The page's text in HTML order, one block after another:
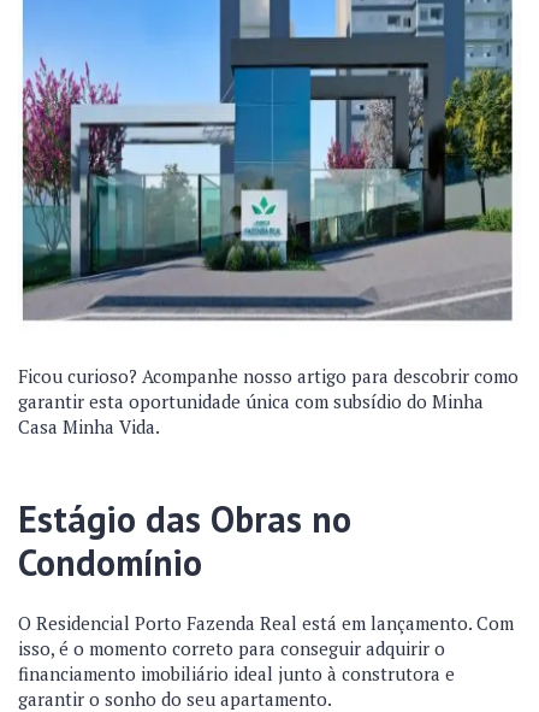
Ficou curioso? Acompanhe nosso artigo para descobrir como
garantir esta oportunidade única com subsídio do Minha
Casa Minha Vida.
Estágio das Obras no
Condomínio
O Residencial Porto Fazenda Real está em lançamento. Com
isso, é o momento correto para conseguir adquirir o
financiamento imobiliário ideal junto à construtora e
garantir o sonho do seu apartamento.